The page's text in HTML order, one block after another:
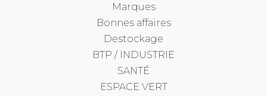
Marques
Bonnes affaires
Destockage
BTP / INDUSTRIE
SANTÉ
ESPACE VERT